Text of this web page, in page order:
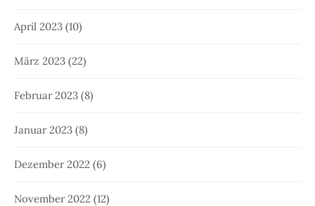
April 2023 (10)
März 2023 (22)
Februar 2023 (8)
Januar 2023 (8)
Dezember 2022 (6)
November 2022 (12)